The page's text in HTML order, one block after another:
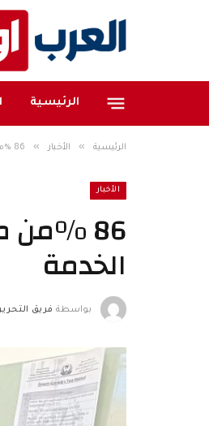
الرئيسية
الرئيسية » الأخبار » 86 %من مواد الفحص المخبري في غزة باتت خارج الخدمة
الأخبار
86
الخدمة
بواسطة فريق التحرير